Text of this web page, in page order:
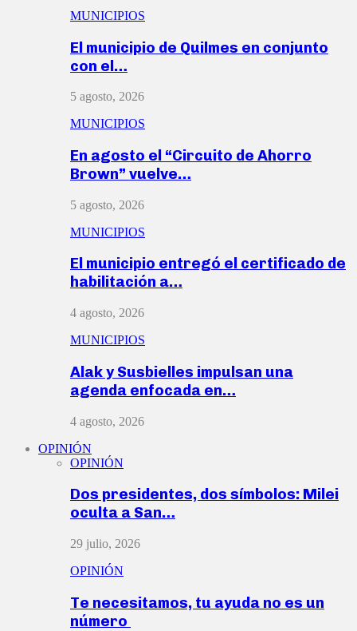
MUNICIPIOS
El municipio de Quilmes en conjunto
con el…
5 agosto, 2026
MUNICIPIOS
En agosto el “Circuito de Ahorro
Brown” vuelve…
5 agosto, 2026
MUNICIPIOS
El municipio entregó el certificado de
habilitación a…
4 agosto, 2026
MUNICIPIOS
Alak y Susbielles impulsan una
agenda enfocada en…
4 agosto, 2026
OPINIÓN
OPINIÓN
Dos presidentes, dos símbolos: Milei
oculta a San…
29 julio, 2026
OPINIÓN
Te necesitamos, tu ayuda no es un
número